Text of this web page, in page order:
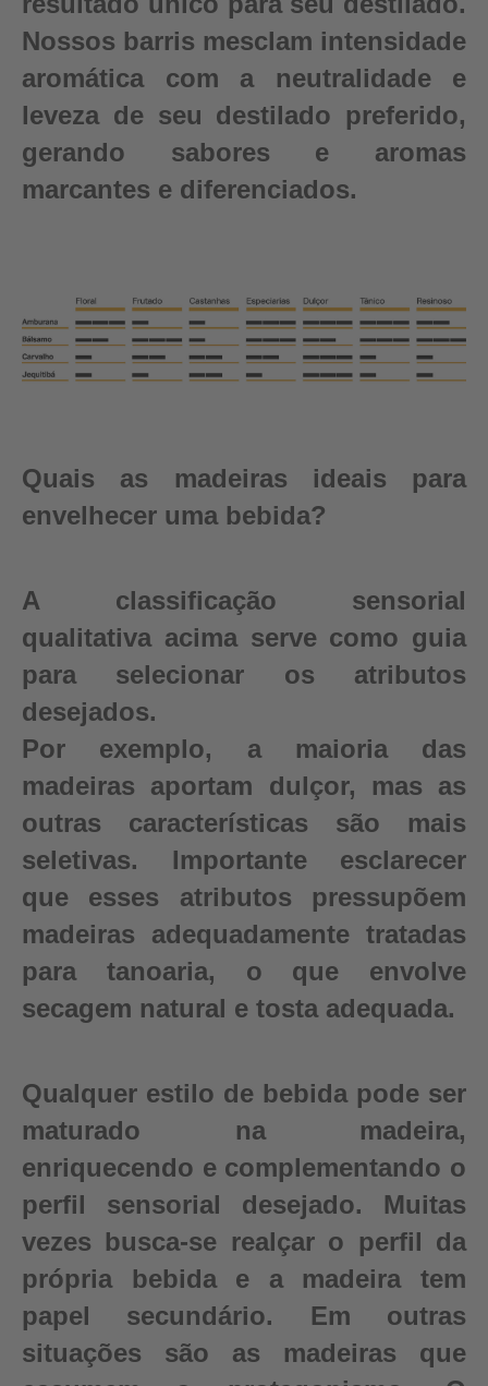
Nossos barris mesclam intensidade
aromática com a neutralidade e
leveza de seu destilado preferido,
gerando sabores e aromas
marcantes e diferenciados.
Quais as madeiras ideais para
envelhecer uma bebida?
A classificação sensorial
qualitativa acima serve como guia
para selecionar os atributos
desejados.
Por exemplo, a maioria das
madeiras aportam dulçor, mas as
outras características são mais
seletivas. Importante esclarecer
que esses atributos pressupõem
madeiras adequadamente tratadas
para tanoaria, o que envolve
secagem natural e tosta adequada.
Qualquer estilo de bebida pode ser
maturado na madeira,
enriquecendo e complementando o
perfil sensorial desejado. Muitas
vezes busca-se realçar o perfil da
própria bebida e a madeira tem
papel secundário. Em outras
situações são as madeiras que